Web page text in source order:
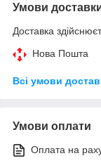
Умови
Доставка
Нова Пошта
Всі умови
Умови оплати
Оплата на